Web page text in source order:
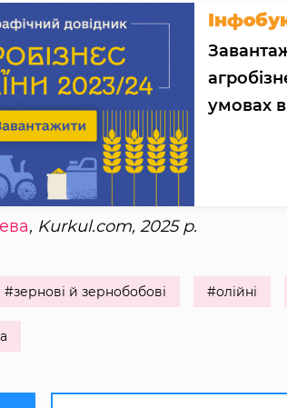
умовах
, Kurkul.com, 2025 р.
#зернові й зернобобові #олійні